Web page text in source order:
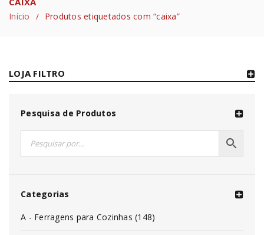
Início / Produtos etiquetados com “caixa”
LOJA FILTRO
Pesquisa de Produtos
Categorias
A - Ferragens para Cozinhas (148)